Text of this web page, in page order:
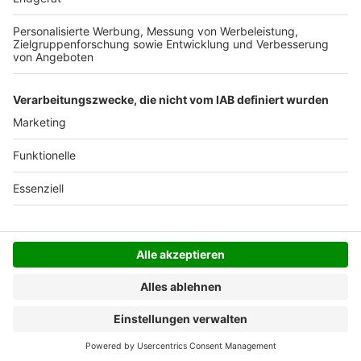
Der Bestellprozess ist mit Hilfe eines SSL-
SERVICE HOTLINE
SHOP SERVICE
Versandkostenund ggf. Nachnahmegebühren, wenn
nicht anders angegeben.